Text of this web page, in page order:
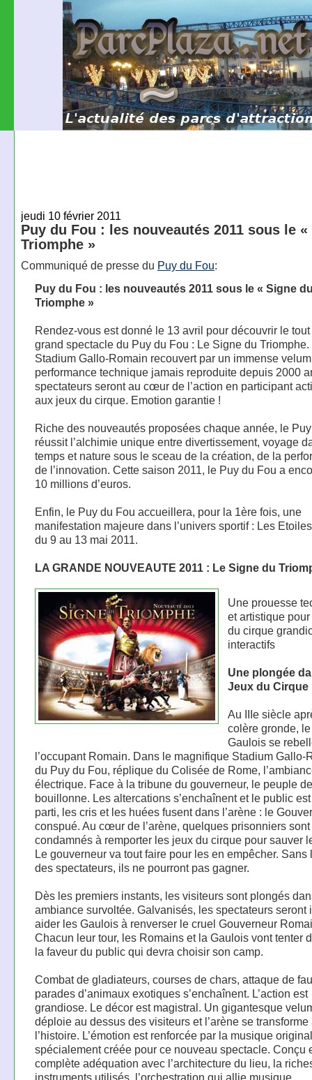
jeudi 10 février 2011
Puy du Fou : les nouveautés 2011 sous le
Triomphe »
Communiqué de presse du Puy du Fou:
Puy du Fou : les nouveautés 2011 sous le « Signe
Triomphe »
Rendez-vous est donné le 13 avril pour découvrir le
grand spectacle du Puy du Fou : Le Signe du
Stadium Gallo-Romain recouvert par un immense
performance technique jamais reproduite depuis 2000
spectateurs seront au cœur de l’action en participant
aux jeux du cirque. Emotion garantie !
Riche des nouveautés proposées chaque année, le
réussit l’alchimie unique entre divertissement, voyage
temps et nature sous le sceau de la création, de la
de l’innovation. Cette saison 2011, le Puy du Fou a
10 millions d’euros.
Enfin, le Puy du Fou accueillera, pour la 1ère fois, une
manifestation majeure dans l’univers sportif : Les
du 9 au 13 mai 2011.
LA GRANDE NOUVEAUTE 2011 : Le Signe du
Une prouesse
et artistique
du cirque
interactifs
Une plongée
Jeux du Cirque
Au IIIe siècle
colère gronde,
Gaulois se
l’occupant Romain. Dans le magnifique Stadium Gallo-
du Puy du Fou, réplique du Colisée de Rome,
électrique. Face à la tribune du gouverneur, le peuple
bouillonne. Les altercations s’enchaînent et le public
parti, les cris et les huées fusent dans l’arène : le
conspué. Au cœur de l’arène, quelques prisonniers sont
condamnés à remporter les jeux du cirque pour sauver
Le gouverneur va tout faire pour les en empêcher. Sans
des spectateurs, ils ne pourront pas gagner.
Dès les premiers instants, les visiteurs sont plongés
ambiance survoltée. Galvanisés, les spectateurs seront
aider les Gaulois à renverser le cruel Gouverneur
Chacun leur tour, les Romains et la Gaulois vont tenter
la faveur du public qui devra choisir son camp.
Combat de gladiateurs, courses de chars, attaque de
parades d’animaux exotiques s’enchaînent. L’action est
grandiose. Le décor est magistral. Un gigantesque
déploie au dessus des visiteurs et l’arène se transforme
l’histoire. L’émotion est renforcée par la musique
spécialement créée pour ce nouveau spectacle. Conçu
complète adéquation avec l’architecture du lieu, la
instruments utilisés, l’orchestration qui allie musique